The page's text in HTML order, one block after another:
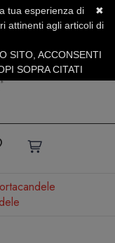
di Sconto
✖
tua esperienza di
attinenti agli articoli di
SITO, ACCONSENTI
SOPRA CITATI